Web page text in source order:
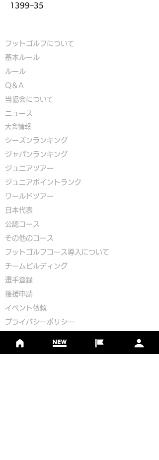
1399−35
フットゴルフについて
基本ルール
ルール
Q＆A
​当協会について
​ニュース
大会情報
シーズンランキング
ジャパンランキング
ジュニアツアー
ジュニアポイントランク
​ワールドツアー
​​日本代表
公認コース
​その他のコース
​ フットゴルフコース導入について
​チームビルディング
選手登録​
​後援申請
​イベント依頼
プライバシーポリシー